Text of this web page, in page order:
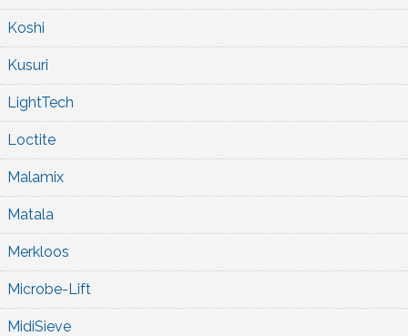
Koshi
Kusuri
LightTech
Loctite
Malamix
Matala
Merkloos
Microbe-Lift
MidiSieve